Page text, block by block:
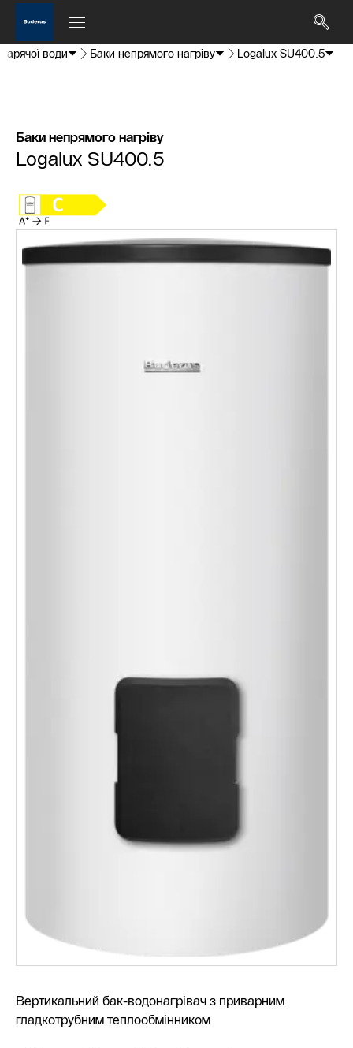
води Баки непрямого нагріву Logalux SU400.5
Баки непрямого нагріву
Logalux SU400.5
Вертикальний бак-водонагрівач з приварним
гладкотрубним теплообмінником